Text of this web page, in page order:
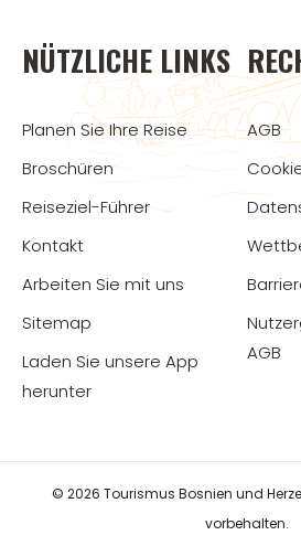
NÜTZLICHE LINKS
Planen Sie Ihre Reise
Broschüren
Reiseziel-Führer
Kontakt
Arbeiten Sie mit uns
Sitemap
Laden Sie unsere App
herunter
AGB
AGB
© 2026 Tourismus Bosnien und
vorbehalten.